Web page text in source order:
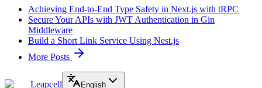
Achieving End-to-End Type Safety in Next.js with tRPC
Secure Your APIs with JWT Authentication in Gin
Middleware
Build a Short Link Service Using Nest.js
More Posts
Leapcell English